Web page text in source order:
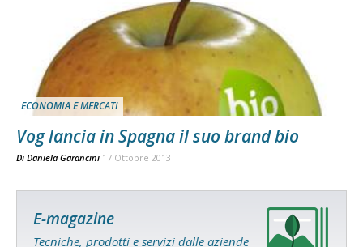
ECONOMIA E MERCATI
Vog lancia in Spagna il suo brand bio
Di Daniela Garancini 17 Ottobre 2013
E-magazine
Tecniche, prodotti e servizi dalle aziende